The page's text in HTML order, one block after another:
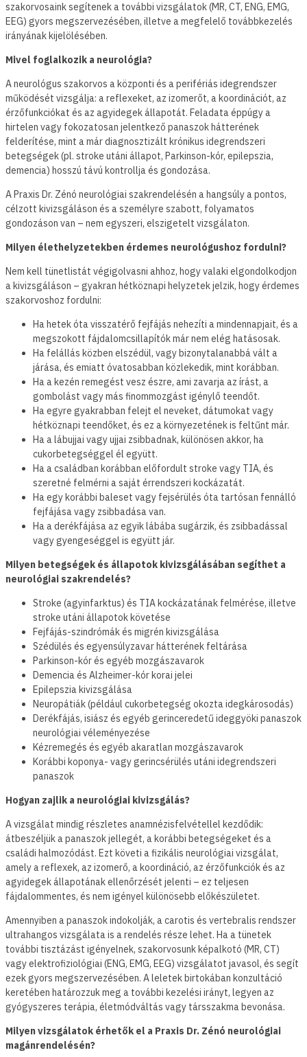
szakorvosaink segítenek a további vizsgálatok (MR, CT, ENG, EMG,
EEG) gyors megszervezésében, illetve a megfelelő továbbkezelés
irányának kijelölésében.
Mivel foglalkozik a neurológia?
A neurológus szakorvos a központi és a perifériás idegrendszer
működését vizsgálja: a reflexeket, az izomerőt, a koordinációt, az
érzőfunkciókat és az agyidegek állapotát. Feladata éppúgy a
hirtelen vagy fokozatosan jelentkező panaszok hátterének
felderítése, mint a már diagnosztizált krónikus idegrendszeri
betegségek (pl. stroke utáni állapot, Parkinson-kór, epilepszia,
demencia) hosszú távú kontrollja és gondozása.
A Praxis Dr. Zénó neurológiai szakrendelésén a hangsúly a pontos,
célzott kivizsgáláson és a személyre szabott, folyamatos
gondozáson van – nem egyszeri, elszigetelt vizsgálaton.
Milyen élethelyzetekben érdemes neurológushoz fordulni?
Nem kell tünetlistát végigolvasni ahhoz, hogy valaki elgondolkodjon
a kivizsgáláson – gyakran hétköznapi helyzetek jelzik, hogy érdemes
szakorvoshoz fordulni:
Ha hetek óta visszatérő fejfájás nehezíti a mindennapjait, és a
megszokott fájdalomcsillapítók már nem elég hatásosak.
Ha felállás közben elszédül, vagy bizonytalanabbá vált a
járása, és emiatt óvatosabban közlekedik, mint korábban.
Ha a kezén remegést vesz észre, ami zavarja az írást, a
gombolást vagy más finommozgást igénylő teendőt.
Ha egyre gyakrabban felejt el neveket, dátumokat vagy
hétköznapi teendőket, és ez a környezetének is feltűnt már.
Ha a lábujjai vagy ujjai zsibbadnak, különösen akkor, ha
cukorbetegséggel él együtt.
Ha a családban korábban előfordult stroke vagy TIA, és
szeretné felmérni a saját érrendszeri kockázatát.
Ha egy korábbi baleset vagy fejsérülés óta tartósan fennálló
fejfájása vagy zsibbadása van.
Ha a derékfájása az egyik lábába sugárzik, és zsibbadással
vagy gyengeséggel is együtt jár.
Milyen betegségek és állapotok kivizsgálásában segíthet a
neurológiai szakrendelés?
Stroke (agyinfarktus) és TIA kockázatának felmérése, illetve
stroke utáni állapotok követése
Fejfájás-szindrómák és migrén kivizsgálása
Szédülés és egyensúlyzavar hátterének feltárása
Parkinson-kór és egyéb mozgászavarok
Demencia és Alzheimer-kór korai jelei
Epilepszia kivizsgálása
Neuropátiák (például cukorbetegség okozta idegkárosodás)
Derékfájás, isiász és egyéb gerinceredetű ideggyöki panaszok
neurológiai véleményezése
Kézremegés és egyéb akaratlan mozgászavarok
Korábbi koponya- vagy gerincsérülés utáni idegrendszeri
panaszok
Hogyan zajlik a neurológiai kivizsgálás?
A vizsgálat mindig részletes anamnézisfelvétellel kezdődik:
átbeszéljük a panaszok jellegét, a korábbi betegségeket és a
családi halmozódást. Ezt követi a fizikális neurológiai vizsgálat,
amely a reflexek, az izomerő, a koordináció, az érzőfunkciók és az
agyidegek állapotának ellenőrzését jelenti – ez teljesen
fájdalommentes, és nem igényel különösebb előkészületet.
Amennyiben a panaszok indokolják, a carotis és vertebralis rendszer
ultrahangos vizsgálata is a rendelés része lehet. Ha a tünetek
további tisztázást igényelnek, szakorvosunk képalkotó (MR, CT)
vagy elektrofiziológiai (ENG, EMG, EEG) vizsgálatot javasol, és segít
ezek gyors megszervezésében. A leletek birtokában konzultáció
keretében határozzuk meg a további kezelési irányt, legyen az
gyógyszeres terápia, életmódváltás vagy társszakma bevonása.
Milyen vizsgálatok érhetők el a Praxis Dr. Zénó neurológiai
magánrendelésén?